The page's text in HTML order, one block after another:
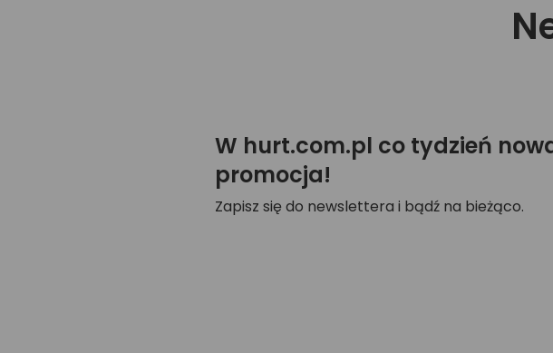
W hurt.com.pl co tydzień
promocja!
Zapisz się do newslettera i bądź na bieżąco.